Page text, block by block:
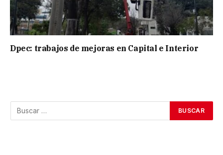
Dpec: trabajos de mejoras en Capital e Interior